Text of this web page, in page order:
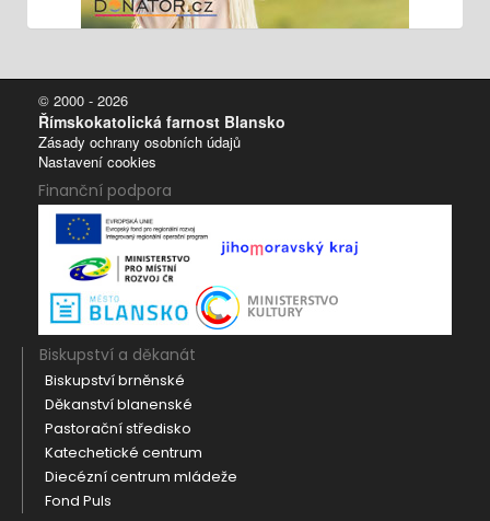
© 2000 - 2026
Římskokatolická farnost Blansko
Zásady ochrany osobních údajů
Nastavení cookies
Finanční podpora
Biskupství a děkanát
Biskupství brněnské
Děkanství blanenské
Pastorační středisko
Katechetické centrum
Diecézní centrum mládeže
Fond Puls